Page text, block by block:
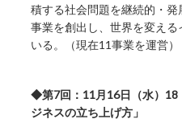
積する社会問題を継続的・
事業を創出し、世界を変え
いる。（現在11事業を運営
◆第7回：11月16日（水）
ジネスの立ち上げ方」